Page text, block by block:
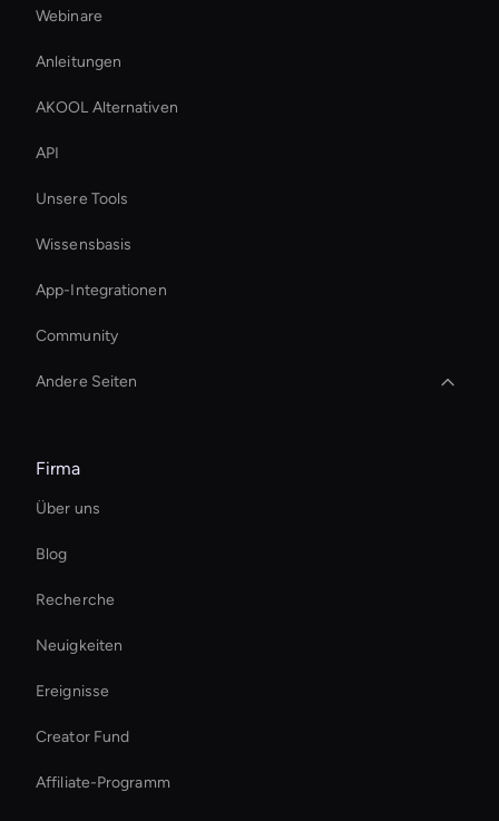
Webinare
Anleitungen
AKOOL Alternativen
API
Unsere Tools
Wissensbasis
App-Integrationen
Community
Andere Seiten
Ai-Powered Digital Assistant
Personalized Ai Avatar For Online Learning
Virtual Reality Avatar
Holographic Virtual Assistant
Ai Avatar For Training
Ai Avatar For Zoom Meetings
KI-Sportvideoeditor
Firma
Über uns
Blog
Recherche
Neuigkeiten
Ereignisse
Creator Fund
Affiliate-Programm